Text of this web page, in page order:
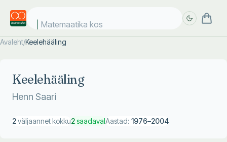
Matemaatika kosm
Avaleht/Keelehääling
Keelehääling
Henn Saari
2väljaannet kokku2saadavalAastad: 1976–2004